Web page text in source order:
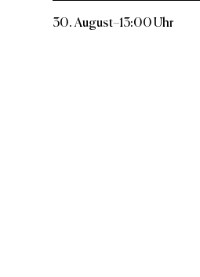
30. August–13:00 Uhr